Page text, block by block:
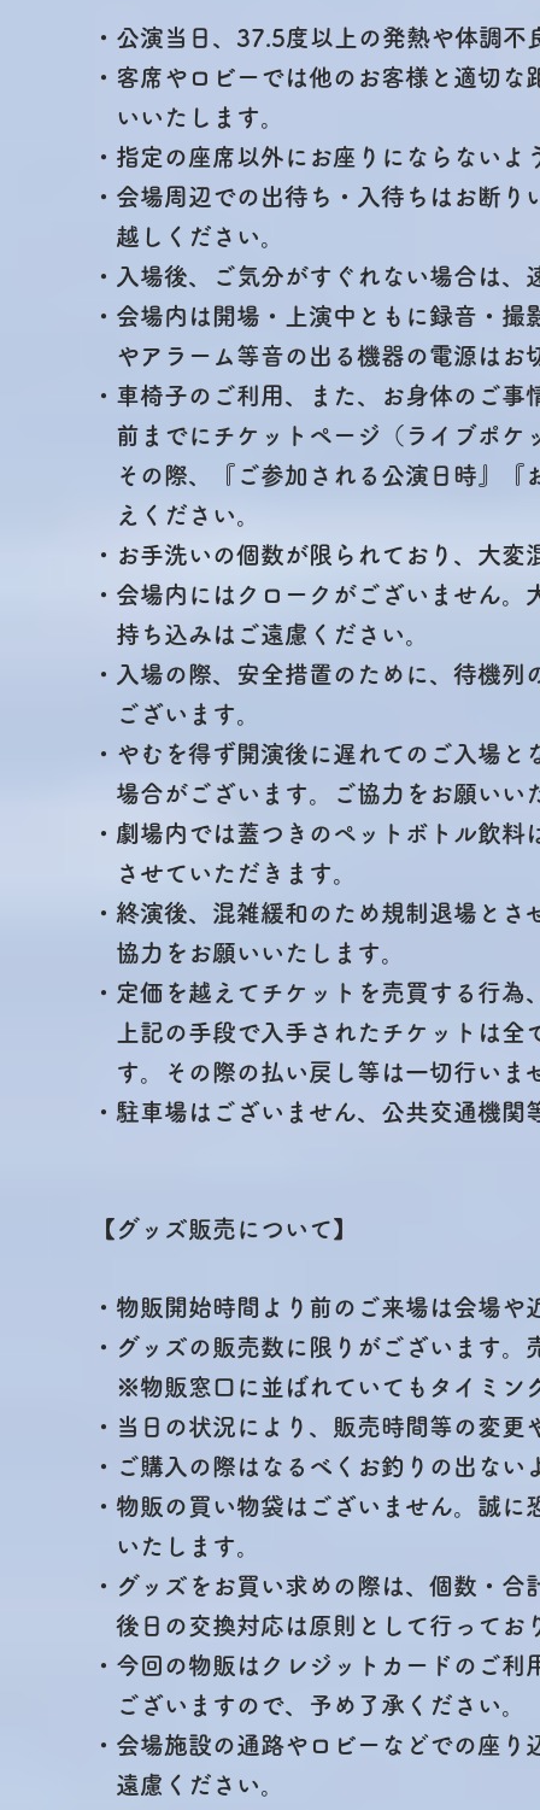
・公演当日、37.5度以上の発熱や体調
・客席やロビーでは他のお客様と適切
いいたし ます。
・指定の座席以外にお座りにならないよ
・会場周辺での出待ち・入待ちはお断
越しくださ い。
・入場後、ご気分がすぐれない場合は
・会場内は開場・上演中ともに録音・
やアラー ム等音の出る機器の電源はお
・車椅子のご利用、また、お身体のご
前までにチケットページ（ライブポケ
その際、『ご参加される公演日時』『
えくださ い。
・お手洗いの個数が限られており、大
・会場内にはクロークがございません
持ち込みはご遠慮ください。
・入場の際、安全措置のために、待機
ございま す。
・やむを得ず開演後に遅れてのご入場
場合がございます。
ご協力をお願いい
・​​劇場内では蓋つきのペットボトル飲料
させて いただきます。
・終演後、混雑緩和のため規制退場と
協力を お願いいたします。
・定価を越えてチケットを売買する行
上記の手段で入手されたチケットは全
す。
その 際の払い戻し等は一切行いま
・駐車場はございません、公共交通機関
【グッズ販売について】
・物販開始時間より前のご来場は会場
・グッズの販売数に限りがございます
※物販窓口に並ばれていてもタイミン
・当日の状況により、販売時間等の変
・ご購入の際はなるべくお釣りの出な
・物販の買い物袋はございません。誠
いたします。
・グッズをお買い求めの際は、個数・
後日の交換対応は原則として行ってお
・今回の物販はクレジットカードのご
ございますので、予め了承ください。
・会場施設の通路やロビーなどでの座
遠慮ください。